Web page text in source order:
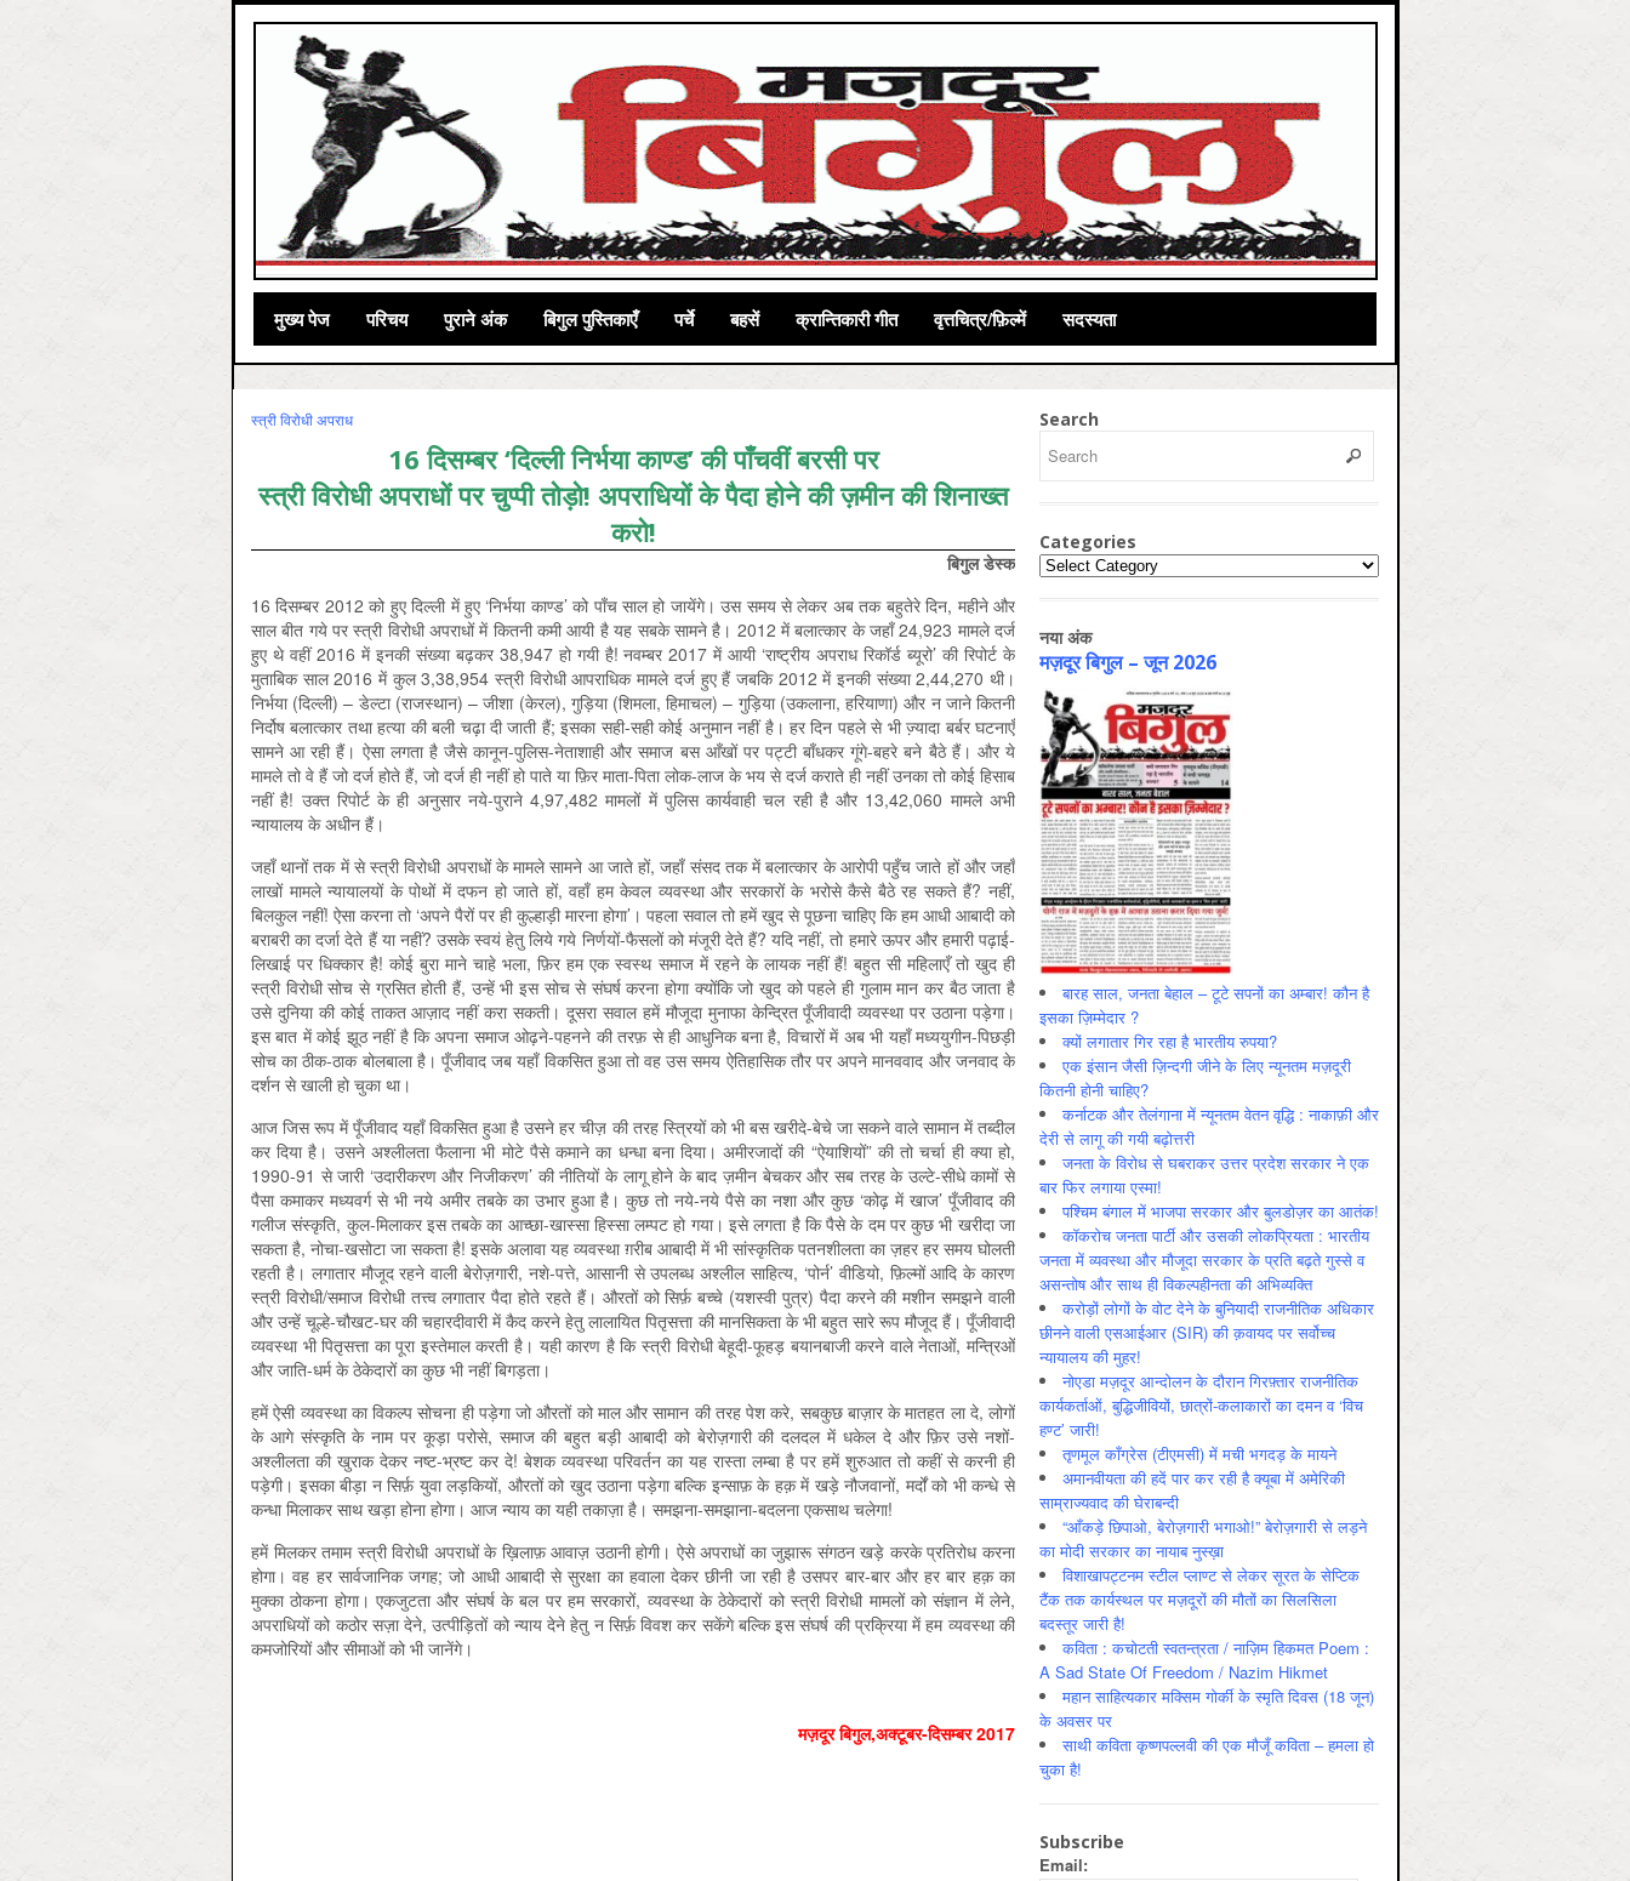
मुख्‍य पेज परिचय पुराने अंक बिगुल पुस्तिकाएँ पर्चे बहसें क्रान्तिकारी गीत वृत्तचित्र/फ़िल्में सदस्यता
स्‍त्री विरोधी अपराध
16 दिसम्बर ‘दिल्ली निर्भया काण्ड’ की पाँचवीं बरसी पर
स्त्री विरोधी अपराधों पर चुप्पी तोड़ो! अपराधियों के पैदा होने की ज़मीन की शिनाख्त
करो!
बिगुल डेस्क
16 दिसम्बर 2012 को हुए दिल्ली में हुए ‘निर्भया काण्ड’ को पाँच साल हो जायेंगे। उस समय से लेकर अब तक बहुतेरे दिन, महीने और
साल बीत गये पर स्त्री विरोधी अपराधों में कितनी कमी आयी है यह सबके सामने है। 2012 में बलात्कार के जहाँ 24,923 मामले दर्ज
हुए थे वहीं 2016 में इनकी संख्या बढ़कर 38,947 हो गयी है! नवम्बर 2017 में आयी ‘राष्ट्रीय अपराध रिकॉर्ड ब्यूरो’ की रिपोर्ट के
मुताबिक साल 2016 में कुल 3,38,954 स्त्री विरोधी आपराधिक मामले दर्ज हुए हैं जबकि 2012 में इनकी संख्या 2,44,270 थी।
निर्भया (दिल्ली) – डेल्टा (राजस्थान) – जीशा (केरल), गुड़िया (शिमला, हिमाचल) – गुड़िया (उकलाना, हरियाणा) और न जाने कितनी
निर्दोष बलात्कार तथा हत्या की बली चढ़ा दी जाती हैं; इसका सही-सही कोई अनुमान नहीं है। हर दिन पहले से भी ज्‍़यादा बर्बर घटनाएँ
सामने आ रही हैं। ऐसा लगता है जैसे कानून-पुलिस-नेताशाही और समाज बस आँखों पर पट्टी बाँधकर गूंगे-बहरे बने बैठे हैं। और ये
मामले तो वे हैं जो दर्ज होते हैं, जो दर्ज ही नहीं हो पाते या फ़िर माता-पिता लोक-लाज के भय से दर्ज कराते ही नहीं उनका तो कोई हिसाब
नहीं है! उक्त रिपोर्ट के ही अनुसार नये-पुराने 4,97,482 मामलों में पुलिस कार्यवाही चल रही है और 13,42,060 मामले अभी
न्यायालय के अधीन हैं।
जहाँ थानों तक में से स्त्री विरोधी अपराधों के मामले सामने आ जाते हों, जहाँ संसद तक में बलात्कार के आरोपी पहुँच जाते हों और जहाँ
लाखों मामले न्यायालयों के पोथों में दफन हो जाते हों, वहाँ हम केवल व्यवस्था और सरकारों के भरोसे कैसे बैठे रह सकते हैं? नहीं,
बिलकुल नहीं! ऐसा करना तो ‘अपने पैरों पर ही कुल्हाड़ी मारना होगा’। पहला सवाल तो हमें खुद से पूछना चाहिए कि हम आधी आबादी को
बराबरी का दर्जा देते हैं या नहीं? उसके स्वयं हेतु लिये गये निर्णयों-फैसलों को मंजूरी देते हैं? यदि नहीं, तो हमारे ऊपर और हमारी पढ़ाई-
लिखाई पर धिक्कार है! कोई बुरा माने चाहे भला, फ़िर हम एक स्वस्थ समाज में रहने के लायक नहीं हैं! बहुत सी महिलाएँ तो खुद ही
स्त्री विरोधी सोच से ग्रसित होती हैं, उन्हें भी इस सोच से संघर्ष करना होगा क्योंकि जो खुद को पहले ही गुलाम मान कर बैठ जाता है
उसे दुनिया की कोई ताकत आज़ाद नहीं करा सकती। दूसरा सवाल हमें मौजूदा मुनाफा केन्द्रित पूँजीवादी व्यवस्था पर उठाना पड़ेगा।
इस बात में कोई झूठ नहीं है कि अपना समाज ओढ़ने-पहनने की तरफ़ से ही आधुनिक बना है, विचारों में अब भी यहाँ मध्ययुगीन-पिछड़ी
सोच का ठीक-ठाक बोलबाला है। पूँजीवाद जब यहाँ विकसित हुआ तो वह उस समय ऐतिहासिक तौर पर अपने मानववाद और जनवाद के
दर्शन से खाली हो चुका था।
आज जिस रूप में पूँजीवाद यहाँ विकसित हुआ है उसने हर चीज़ की तरह स्त्रियों को भी बस खरीदे-बेचे जा सकने वाले सामान में तब्दील
कर दिया है। उसने अश्लीलता फैलाना भी मोटे पैसे कमाने का धन्धा बना दिया। अमीरजादों की “ऐयाशियों” की तो चर्चा ही क्या हो,
1990-91 से जारी ‘उदारीकरण और निजीकरण’ की नीतियों के लागू होने के बाद ज़मीन बेचकर और सब तरह के उल्टे-सीधे कामों से
पैसा कमाकर मध्यवर्ग से भी नये अमीर तबके का उभार हुआ है। कुछ तो नये-नये पैसे का नशा और कुछ ‘कोढ़ में खाज’ पूँजीवाद की
गलीज संस्कृति, कुल-मिलाकर इस तबके का आच्छा-खास्सा हिस्सा लम्पट हो गया। इसे लगता है कि पैसे के दम पर कुछ भी खरीदा जा
सकता है, नोचा-खसोटा जा सकता है! इसके अलावा यह व्यवस्था ग़रीब आबादी में भी सांस्कृतिक पतनशीलता का ज़हर हर समय घोलती
रहती है। लगातार मौजूद रहने वाली बेरोज़गारी, नशे-पत्ते, आसानी से उपलब्ध अश्लील साहित्य, ‘पोर्न’ वीडियो, फ़िल्मों आदि के कारण
स्त्री विरोधी/समाज विरोधी तत्त्व लगातार पैदा होते रहते हैं। औरतों को सिर्फ़ बच्चे (यशस्वी पुत्र) पैदा करने की मशीन समझने वाली
और उन्हें चूल्हे-चौखट-घर की चहारदीवारी में कैद करने हेतु लालायित पितृसत्ता की मानसिकता के भी बहुत सारे रूप मौजूद हैं। पूँजीवादी
व्यवस्था भी पितृसत्ता का पूरा इस्तेमाल करती है। यही कारण है कि स्त्री विरोधी बेहूदी-फूहड़ बयानबाजी करने वाले नेताओं, मन्त्रिओं
और जाति-धर्म के ठेकेदारों का कुछ भी नहीं बिगड़ता।
हमें ऐसी व्यवस्था का विकल्प सोचना ही पड़ेगा जो औरतों को माल और सामान की तरह पेश करे, सबकुछ बाज़ार के मातहत ला दे, लोगों
के आगे संस्कृति के नाम पर कूड़ा परोसे, समाज की बहुत बड़ी आबादी को बेरोज़गारी की दलदल में धकेल दे और फ़िर उसे नशों-
अश्लीलता की खुराक देकर नष्ट-भ्रष्ट कर दे! बेशक व्यवस्था परिवर्तन का यह रास्ता लम्बा है पर हमें शुरुआत तो कहीं से करनी ही
पड़ेगी। इसका बीड़ा न सिर्फ़ युवा लड़कियों, औरतों को खुद उठाना पड़ेगा बल्कि इन्साफ़ के हक़ में खड़े नौजवानों, मर्दों को भी कन्धे से
कन्धा मिलाकर साथ खड़ा होना होगा। आज न्याय का यही तकाज़ा है। समझना-समझाना-बदलना एकसाथ चलेगा!
हमें मिलकर तमाम स्त्री विरोधी अपराधों के ख़ि‍लाफ़ आवाज़ उठानी होगी। ऐसे अपराधों का जुझारू संगठन खड़े करके प्रतिरोध करना
होगा। वह हर सार्वजानिक जगह; जो आधी आबादी से सुरक्षा का हवाला देकर छीनी जा रही है उसपर बार-बार और हर बार हक़ का
मुक्का ठोकना होगा। एकजुटता और संघर्ष के बल पर हम सरकारों, व्यवस्था के ठेकेदारों को स्त्री विरोधी मामलों को संज्ञान में लेने,
अपराधियों को कठोर सज़ा देने, उत्पीड़ितों को न्याय देने हेतु न सिर्फ़ विवश कर सकेंगे बल्कि इस संघर्ष की प्रक्रिया में हम व्यवस्था की
कमजोरियों और सीमाओं को भी जानेंगे।
मज़दूर बिगुल,अक्‍टूबर-दिसम्‍बर 2017
Search
Categories
Categories
नया अंक
मज़दूर बिगुल – जून 2026
बारह साल, जनता बेहाल – टूटे सपनों का अम्बार! कौन है
इसका ज़िम्मेदार ?
क्यों लगातार गिर रहा है भारतीय रुपया?
एक इंसान जैसी ज़िन्दगी जीने के लिए न्यूनतम मज़दूरी
कितनी होनी चाहिए?
कर्नाटक और तेलंगाना में न्यूनतम वेतन वृद्धि : नाकाफ़ी और
देरी से लागू की गयी बढ़ोत्तरी
जनता के विरोध से घबराकर उत्तर प्रदेश सरकार ने एक
बार फिर लगाया एस्मा!
पश्चिम बंगाल में भाजपा सरकार और बुलडोज़र का आतंक!
कॉकरोच जनता पार्टी और उसकी लोकप्रियता : भारतीय
जनता में व्‍यवस्‍था और मौजूदा सरकार के प्रति बढ़ते गुस्‍से व
असन्‍तोष और साथ ही विकल्‍पहीनता की अभिव्‍यक्ति
करोड़ों लोगों के वोट देने के बुनियादी राजनीतिक अधिकार
छीनने वाली एसआईआर (SIR) की क़वायद पर सर्वोच्च
न्यायालय की मुहर!
नोएडा मज़दूर आन्दोलन के दौरान गिरफ़्तार राजनीतिक
कार्यकर्ताओं, बुद्धिजीवियों, छात्रों-कलाकारों का दमन व ‘विच
हण्ट’ जारी!
तृणमूल काँग्रेस (टीएमसी) में मची भगदड़ के मायने
अमानवीयता की हदें पार कर रही है क्यूबा में अमेरिकी
साम्राज्यवाद की घेराबन्दी
“आँकड़े छिपाओ, बेरोज़गारी भगाओ!” बेरोज़गारी से लड़ने
का मोदी सरकार का नायाब नुस्ख़ा
विशाखापट्टनम स्टील प्लाण्ट से लेकर सूरत के सेप्टिक
टैंक तक कार्यस्थल पर मज़दूरों की मौतों का सिलसिला
बदस्तूर जारी है!
कविता : कचोटती स्वतन्त्रता / नाज़िम हिकमत Poem :
A Sad State Of Freedom / Nazim Hikmet
महान साहित्यकार मक्सिम गोर्की के स्मृति दिवस (18 जून)
के अवसर पर
साथी कविता कृष्णपल्लवी की एक मौजूँ कविता – हमला हो
चुका है!
Subscribe
Email: